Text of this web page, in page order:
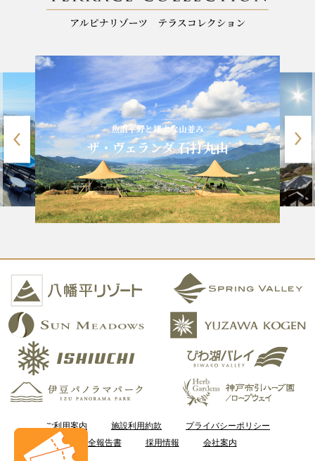
魚沼平野と雄大な山並み
ザ・ヴェランダ 石打丸山
ご利用案内 施設利用約款
プライバシーポリシー
安全報告書
採用情報 会社案内